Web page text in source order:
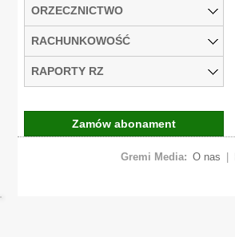
ORZECZNICTWO
RACHUNKOWOŚĆ
RAPORTY RZ
Zamów abonament
Gremi Media: O nas